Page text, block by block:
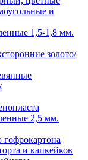
и
1,5-1,8 мм.
золото/
2,5 мм.
и капкейков